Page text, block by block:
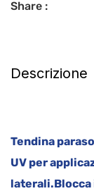
Share :
Descrizione
Tendina
UV per
laterali.Blocca